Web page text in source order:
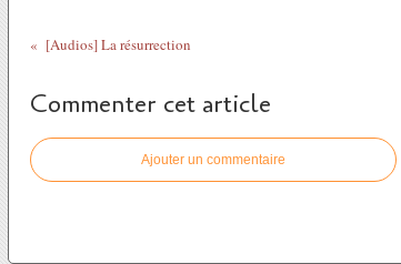
[Audios] La résurrection
Commenter cet article
Ajouter un commentaire